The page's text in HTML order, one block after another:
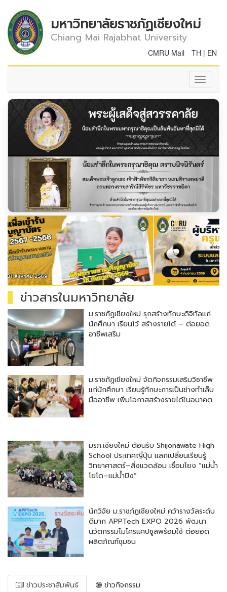
มหาวิทยาลัยราชภัฏเชียงใหม่
Chiang Mai Rajabhat University
CMRU Mail TH | EN
Toggle
ข่าวสารในมหาวิทยาลัย
ม.ราชภัฏเชียงใหม่ รุกสร้างทักษะดิจิทัลแก่
นักศึกษา เรียนไว้ สร้างรายได้ – ต่อยอด
อาชีพเสริม
ม.ราชภัฏเชียงใหม่ จัดกิจกรรมเสริมวิชาชีพ
แก่นักศึกษา เรียนรู้ทักษะการเป็นช่างทำเล็บ
มืออาชีพ เพิ่มโอกาสสร้างรายได้ในอนาคต
มรภ.เชียงใหม่ ต้อนรับ Shijonawate High
School ประเทศญี่ปุ่น แลกเปลี่ยนเรียนรู้
วิทยาศาสตร์–สิ่งแวดล้อม เชื่อมโยง “แม่น้ำ
โยโด–แม่น้ำปิง”
นักวิจัย ม.ราชภัฏเชียงใหม่ คว้ารางวัลระดับ
ดีมาก APPTech EXPO 2026 พัฒนา
นวัตกรรมไมโครแคปซูลพร้อมใช้ ต่อยอด
ผลิตภัณฑ์ชุมชน
ข่าวประชาสัมพันธ์
ข่าวกิจกรรม